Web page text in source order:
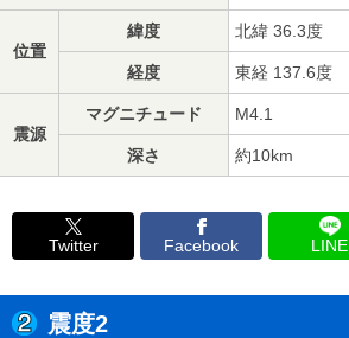
位置
緯度 北緯 36.3度
経度 東経 137.6度
震源
マグニチュード M4.1
深さ 約10km
Twitter Facebook LINE
震度2